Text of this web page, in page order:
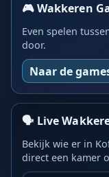
🎮 Wakkeren
Even spelen
door.
Naar de
🗣️ Live
Bekijk wie er in
direct een kamer